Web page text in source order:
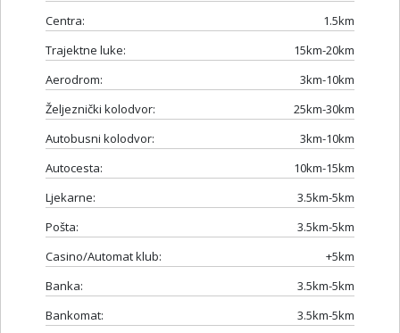
Centra:
1.5km
Trajektne luke:
15km-20km
Aerodrom:
3km-10km
Željeznički kolodvor:
25km-30km
Autobusni kolodvor:
3km-10km
Autocesta:
10km-15km
Ljekarne:
3.5km-5km
Pošta:
3.5km-5km
Casino/Automat klub:
+5km
Banka:
3.5km-5km
Bankomat:
3.5km-5km